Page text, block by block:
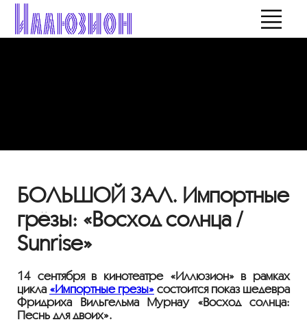
БОЛЬШОЙ ЗАЛ. Импортные
грёзы: «Восход солнца /
Sunrise»
14 сентября в кинотеатре «Иллюзион»в рамках
цикла «Импортные грезы» состоится показ шедевра
Фридриха Вильгельма Мурнау «Восход солнца:
Песнь для двоих».